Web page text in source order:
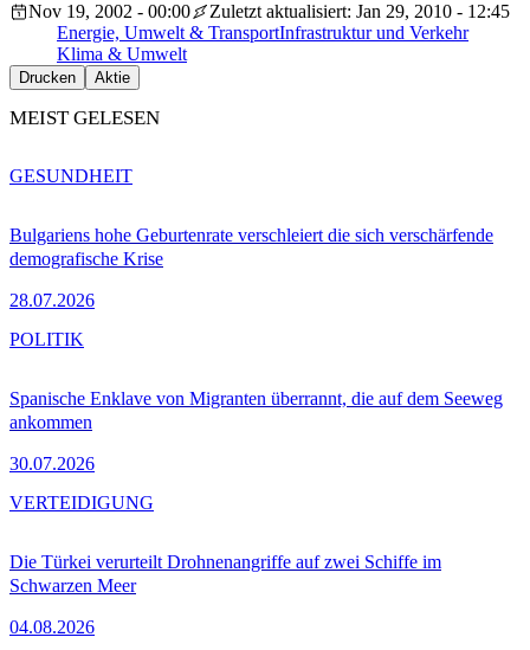
Nov 19, 2002 - 00:00
Zuletzt aktualisiert: Jan 29, 2010 - 12:45
Energie, Umwelt & TransportInfrastruktur und Verkehr
Klima & Umwelt
Drucken Aktie
MEIST GELESEN
Bulgariens hohe Geburtenrate verschleiert die sich verschärfende
demografische Krise
28.07.2026
GESUNDHEIT
Spanische Enklave von Migranten überrannt, die auf dem Seeweg
ankommen
30.07.2026
POLITIK
Die Türkei verurteilt Drohnenangriffe auf zwei Schiffe im
Schwarzen Meer
04.08.2026
VERTEIDIGUNG